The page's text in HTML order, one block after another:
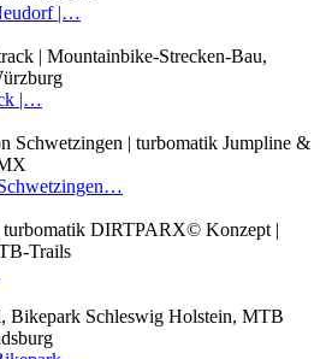
|…
|…